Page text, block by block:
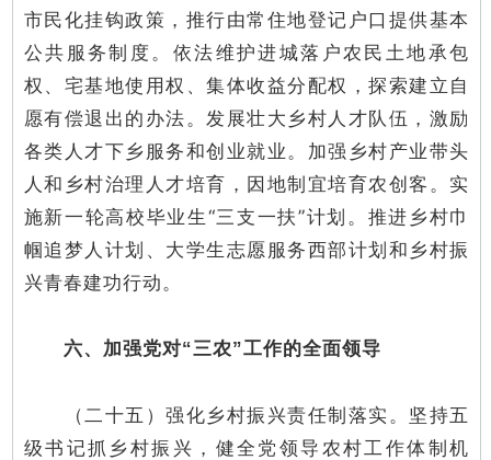
市民化挂钩政策，推行由常住地登记户口提供基本
公共服务制度。依法维护进城落户农民土地承包
权、宅基地使用权、集体收益分配权，探索建立自
愿有偿退出的办法。发展壮大乡村人才队伍，激励
各类人才下乡服务和创业就业。加强乡村产业带头
人和乡村治理人才培育，因地制宜培育农创客。实
施新一轮高校毕业生“三支一扶”计划。推进乡村巾
帼追梦人计划、大学生志愿服务西部计划和乡村振
兴青春建功行动。
六、加强党对“三农”工作的全面领导
（二十五）强化乡村振兴责任制落实。坚持五
级书记抓乡村振兴，健全党领导农村工作体制机